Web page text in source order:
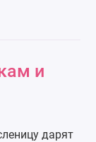
и
дарят